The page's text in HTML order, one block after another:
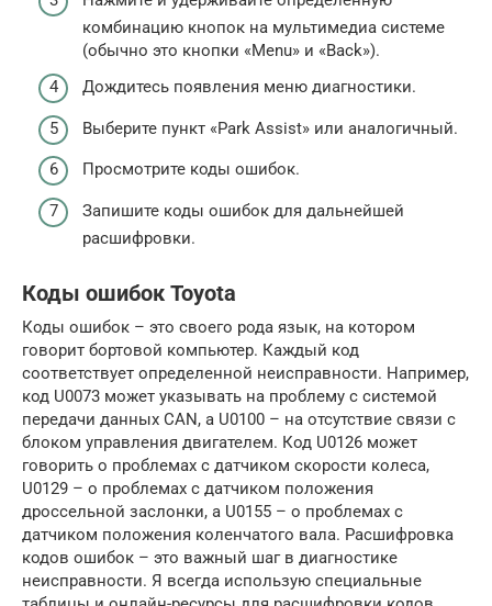
комбинацию кнопок на мультимедиа системе
(обычно это кнопки «Menu» и «Back»).
Дождитесь появления меню диагностики.
Выберите пункт «Park Assist» или аналогичный.
Просмотрите коды ошибок.
Запишите коды ошибок для дальнейшей
расшифровки.
Коды ошибок Toyota
Коды ошибок – это своего рода язык, на котором
говорит бортовой компьютер. Каждый код
соответствует определенной неисправности. Например,
код U0073 может указывать на проблему с системой
передачи данных CAN, а U0100 – на отсутствие связи с
блоком управления двигателем. Код U0126 может
говорить о проблемах с датчиком скорости колеса,
U0129 – о проблемах с датчиком положения
дроссельной заслонки, а U0155 – о проблемах с
датчиком положения коленчатого вала. Расшифровка
кодов ошибок – это важный шаг в диагностике
неисправности. Я всегда использую специальные